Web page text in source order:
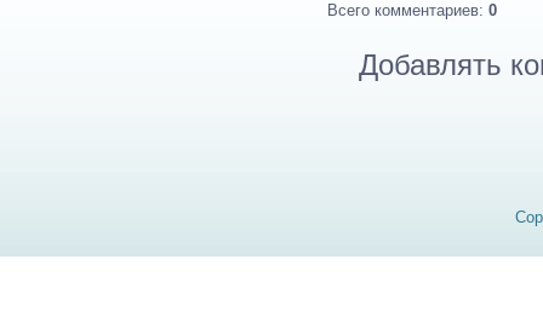
Всего комментариев: 0
Добавлять